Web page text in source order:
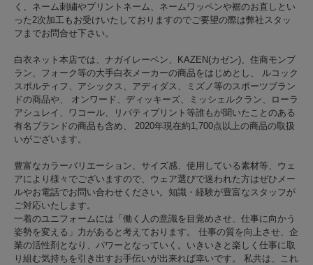
く、ネーム刺繍やプリントネーム、ネームワッペンや裾のお直しとい
った2次加工もお受けいたしておりますのでご要望の際は弊社スタッ
フまでお問合せ下さい。
白衣ネット本店では、ナガイレーベン、KAZEN(カゼン)、住商モンブ
ラン、フォーク等の大手白衣メーカーの商品をはじめとし、 ルコック
スポルティフ、アシックス、アディダス、ミズノ等のスポーツブラン
ドの商品や、 オンワード、ディッキーズ、ミッシェルクラン、ローラ
アシュレイ、ワコール、リバティプリント等誰もが聞いたことのある
有名ブランドの商品も含め、 2020年現在約1,700点以上の商品の取扱
いがございます。
豊富なカラーバリエーション、サイズ感、使用している素材等、ウェ
アにより様々でございますので、ウェア選びで迷われた方はぜひメー
ルやお電話でお問い合わせください。知識・経験が豊富なスタッフが
ご対応いたします。
一着のユニフォームには「働く人の意識を目覚めさせ、仕事に向かう
姿勢を変える」力があると考えております。 仕事の質を向上させ、企
業の活性剤となり、パワーとなっていく。いきいきと楽しく仕事に取
り組む気持ちを引き出すお手伝いが出来れば幸いです。 私共は、これ